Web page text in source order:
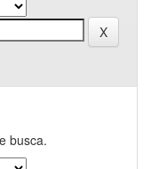
busca.